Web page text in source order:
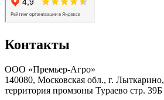
Контакты
ООО «Премьер-Агро»
140080, Московская обл., г. Лыткарино,
территория промзоны Тураево стр. 39Б